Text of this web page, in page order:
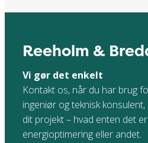
Reeholm &
Vi gør det enkelt
Kontakt os, når du har brug
ingeniør og teknisk
dit projekt – hvad enten det
energioptimering eller andet.